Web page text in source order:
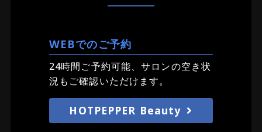
WEBでのご予約
24時間ご予約可能、サロンの空き状
況もご確認いただけます。
HOTPEPPER Beauty